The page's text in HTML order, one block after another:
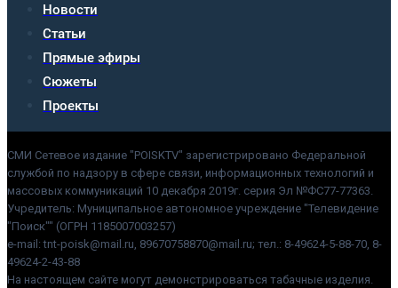
Новости
Статьи
Прямые эфиры
Сюжеты
Проекты
СМИ Сетевое издание "POISKTV" зарегистрировано Федеральной
службой по надзору в сфере связи, информационных технологий и
массовых коммуникаций 10 декабря 2019г. серия Эл №ФС77-77363.
Учредитель: Муниципальное автономное учреждение "Телевидение
"Поиск"" (ОГРН 1185007003257)
e-mail: tnt-poisk@mail.ru, 89670758870@mail.ru; тел.: 8-49624-5-88-70, 8-
49624-2-43-88
На настоящем сайте могут демонстрироваться табачные изделия.